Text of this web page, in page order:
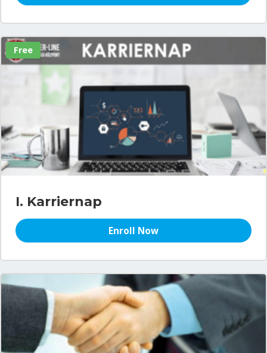
Free
I. Karriernap
Enroll Now